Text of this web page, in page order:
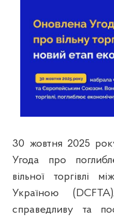
30 жовтня 2025
Угода про
вільної торгівлі
Україною
справедливу та